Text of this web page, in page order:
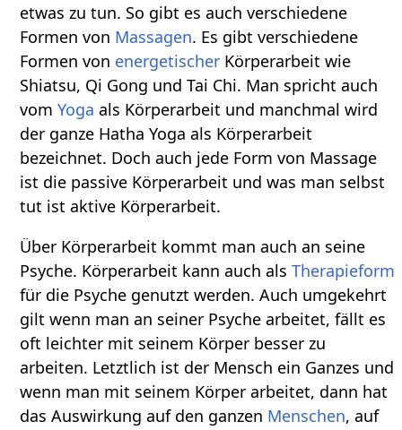
etwas zu tun. So gibt es auch verschiedene
Formen von Massagen. Es gibt verschiedene
Formen von energetischer Körperarbeit wie
Shiatsu, Qi Gong und Tai Chi. Man spricht auch
vomYoga als Körperarbeit und manchmal wird
der ganze Hatha Yoga als Körperarbeit
bezeichnet. Doch auch jede Form von Massage
ist die passive Körperarbeit und was man selbst
tut ist aktive Körperarbeit.
Über Körperarbeit kommt man auch an seine
Psyche. Körperarbeit kann auch alsTherapieform
für die Psyche genutzt werden. Auch umgekehrt
gilt wenn man an seiner Psyche arbeitet, fällt es
oft leichter mit seinem Körper besser zu
arbeiten. Letztlich ist der Mensch ein Ganzes und
wenn man mit seinem Körper arbeitet, dann hat
das Auswirkung auf den ganzen Menschen, auf